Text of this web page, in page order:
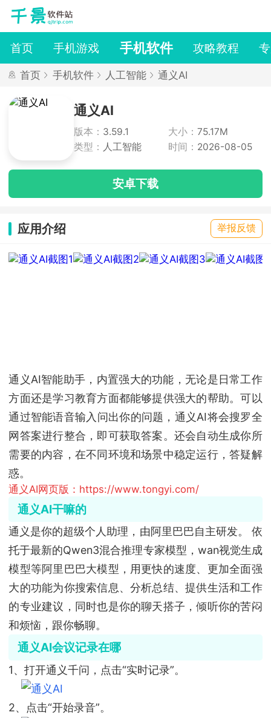
首页 手机游戏 手机软件 攻略教程
首页 手机软件 人工智能 通义AI
通义AI
版本： 3.59.1 大小： 75.17M
类型： 人工智能 时间： 2026-08-05
安卓下载
应用介绍 举报反馈
通义AI智能助手，内置强大的功能，无论是日常工作
方面还是学习教育方面都能够提供强大的帮助。可以
通过智能语音输入问出你的问题，通义AI将会搜罗全
网答案进行整合，即可获取答案。还会自动生成你所
需要的内容，在不同环境和场景中稳定运行，答疑解
惑。
通义AI网页版：https://www.tongyi.com/
通义AI干嘛的
通义是你的超级个人助理，由阿里巴巴自主研发。 依
托于最新的Qwen3混合推理专家模型，wan视觉生成
模型等阿里巴巴大模型，用更快的速度、更加全面强
大的功能为你搜索信息、分析总结、提供生活和工作
的专业建议，同时也是你的聊天搭子，倾听你的苦闷
和烦恼，跟你畅聊。
通义AI会议记录在哪
1、打开通义千问，点击“实时记录”。
2、点击“开始录音”。